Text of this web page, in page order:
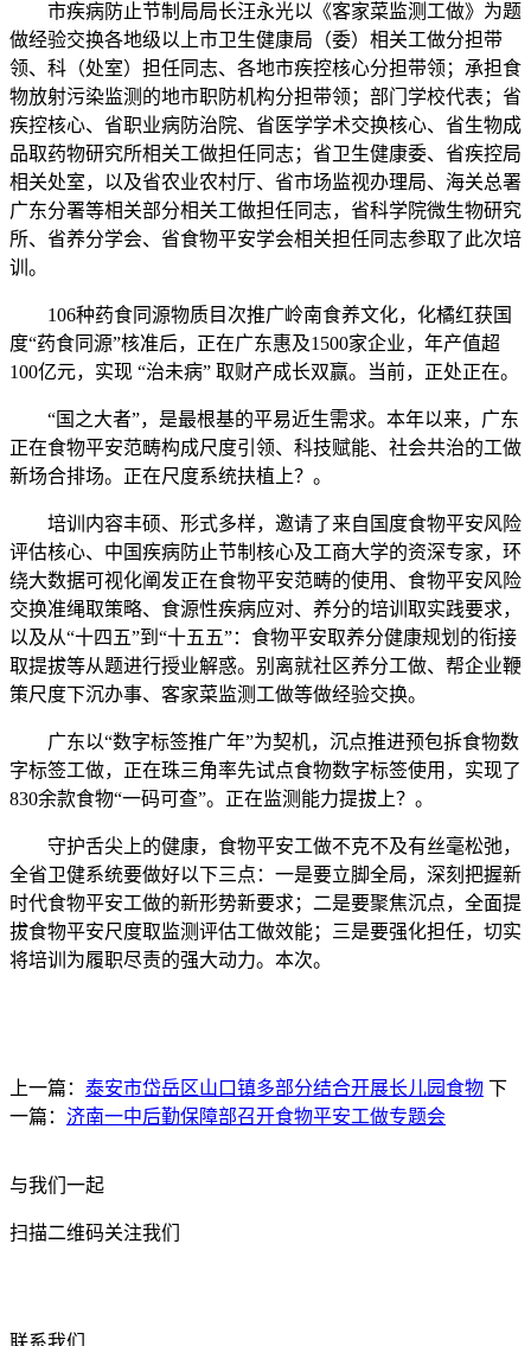
市疾病防止节制局局长汪永光以《客家菜监测工做》为题
做经验交换各地级以上市卫生健康局（委）相关工做分担带
领、科（处室）担任同志、各地市疾控核心分担带领；承担食
物放射污染监测的地市职防机构分担带领；部门学校代表；省
疾控核心、省职业病防治院、省医学学术交换核心、省生物成
品取药物研究所相关工做担任同志；省卫生健康委、省疾控局
相关处室，以及省农业农村厅、省市场监视办理局、海关总署
广东分署等相关部分相关工做担任同志，省科学院微生物研究
所、省养分学会、省食物平安学会相关担任同志参取了此次培
训。
106种药食同源物质目次推广岭南食养文化，化橘红获国
度“药食同源”核准后，正在广东惠及1500家企业，年产值超
100亿元，实现 “治未病” 取财产成长双赢。当前，正处正在。
“国之大者”，是最根基的平易近生需求。本年以来，广东
正在食物平安范畴构成尺度引领、科技赋能、社会共治的工做
新场合排场。正在尺度系统扶植上？。
培训内容丰硕、形式多样，邀请了来自国度食物平安风险
评估核心、中国疾病防止节制核心及工商大学的资深专家，环
绕大数据可视化阐发正在食物平安范畴的使用、食物平安风险
交换准绳取策略、食源性疾病应对、养分的培训取实践要求，
以及从“十四五”到“十五五”：食物平安取养分健康规划的衔接
取提拔等从题进行授业解惑。别离就社区养分工做、帮企业鞭
策尺度下沉办事、客家菜监测工做等做经验交换。
广东以“数字标签推广年”为契机，沉点推进预包拆食物数
字标签工做，正在珠三角率先试点食物数字标签使用，实现了
830余款食物“一码可查”。正在监测能力提拔上？。
守护舌尖上的健康，食物平安工做不克不及有丝毫松弛，
全省卫健系统要做好以下三点：一是要立脚全局，深刻把握新
时代食物平安工做的新形势新要求；二是要聚焦沉点，全面提
拔食物平安尺度取监测评估工做效能；三是要强化担任，切实
将培训为履职尽责的强大动力。本次。
上一篇： 泰安市岱岳区山口镇多部分结合开展长儿园食物 下
一篇： 济南一中后勤保障部召开食物平安工做专题会
与我们一起
扫描二维码关注我们
联系我们